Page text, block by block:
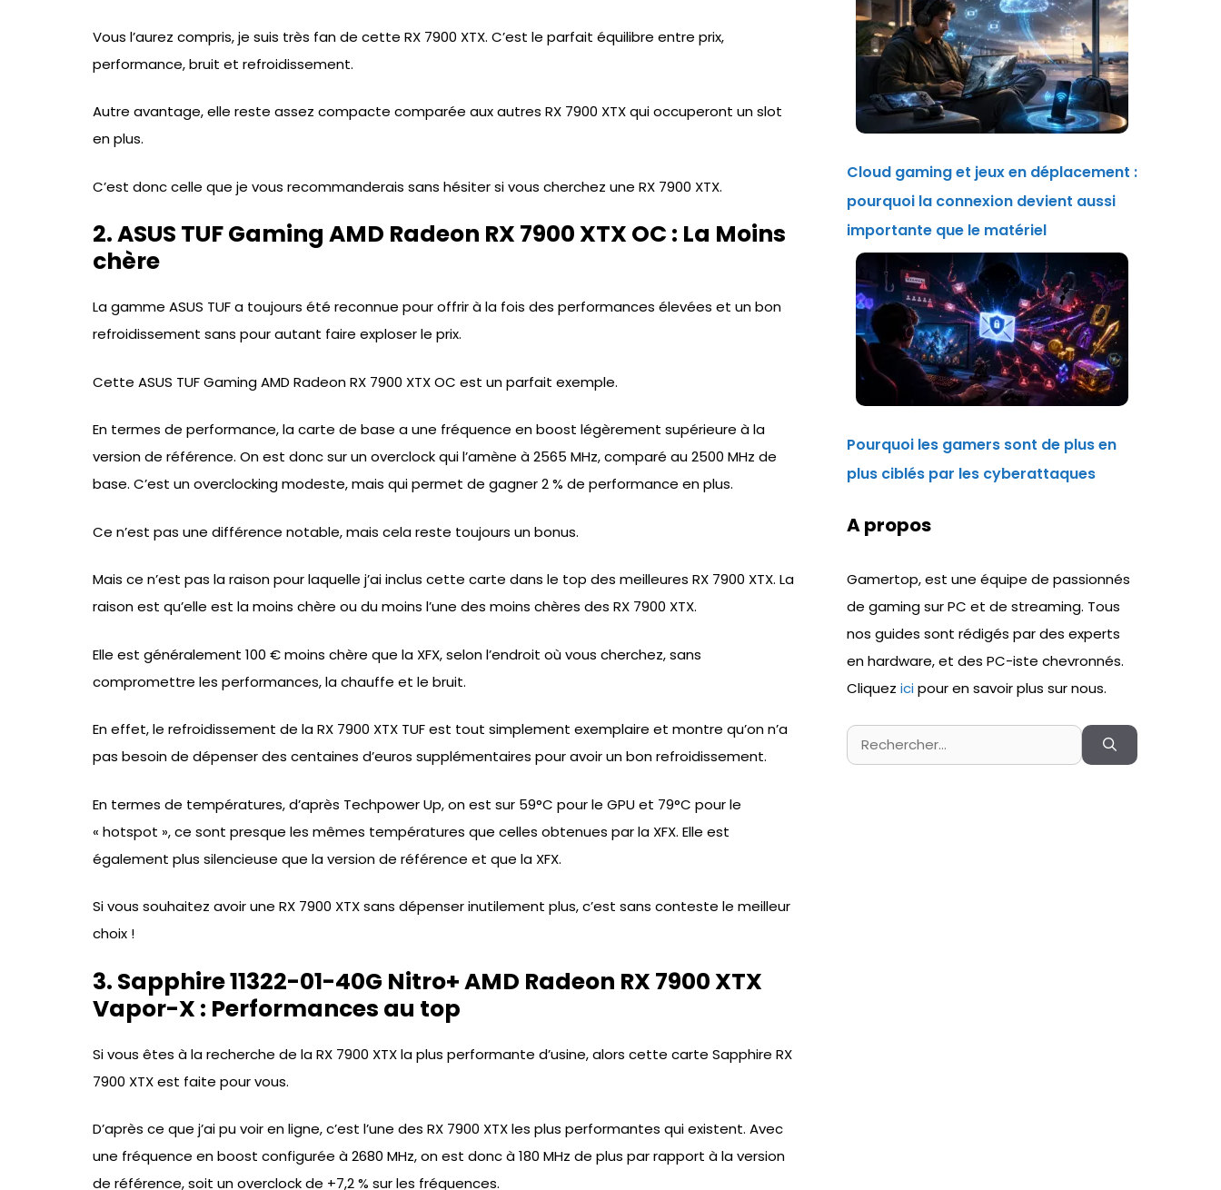
Vous l’aurez compris, je suis très fan de cette RX 7900 XTX. C’est le parfait équilibre entre prix,
performance, bruit et refroidissement.
Autre avantage, elle reste assez compacte comparée aux autres RX 7900 XTX qui occuperont un slot
en plus.
C’est donc celle que je vous recommanderais sans hésiter si vous cherchez une RX 7900 XTX.
2. ASUS TUF Gaming AMD Radeon RX 7900 XTX OC : La Moins
chère
La gamme ASUS TUF a toujours été reconnue pour offrir à la fois des performances élevées et un bon
refroidissement sans pour autant faire exploser le prix.
Cette ASUS TUF Gaming AMD Radeon RX 7900 XTX OC est un parfait exemple.
En termes de performance, la carte de base a une fréquence en boost légèrement supérieure à la
version de référence. On est donc sur un overclock qui l’amène à 2565 MHz, comparé au 2500 MHz de
base. C’est un overclocking modeste, mais qui permet de gagner 2 % de performance en plus.
Ce n’est pas une différence notable, mais cela reste toujours un bonus.
Mais ce n’est pas la raison pour laquelle j’ai inclus cette carte dans le top des meilleures RX 7900 XTX. La
raison est qu’elle est la moins chère ou du moins l’une des moins chères des RX 7900 XTX.
Elle est généralement 100 € moins chère que la XFX, selon l’endroit où vous cherchez, sans
compromettre les performances, la chauffe et le bruit.
En effet, le refroidissement de la RX 7900 XTX TUF est tout simplement exemplaire et montre qu’on n’a
pas besoin de dépenser des centaines d’euros supplémentaires pour avoir un bon refroidissement.
En termes de températures, d’après Techpower Up, on est sur 59°C pour le GPU et 79°C pour le
« hotspot », ce sont presque les mêmes températures que celles obtenues par la XFX. Elle est
également plus silencieuse que la version de référence et que la XFX.
Si vous souhaitez avoir une RX 7900 XTX sans dépenser inutilement plus, c’est sans conteste le meilleur
choix !
3. Sapphire 11322-01-40G Nitro+ AMD Radeon RX 7900 XTX
Vapor-X : Performances au top
Si vous êtes à la recherche de la RX 7900 XTX la plus performante d’usine, alors cette carte Sapphire RX
7900 XTX est faite pour vous.
D’après ce que j’ai pu voir en ligne, c’est l’une des RX 7900 XTX les plus performantes qui existent. Avec
une fréquence en boost configurée à 2680 MHz, on est donc à 180 MHz de plus par rapport à la version
de référence, soit un overclock de +7,2 % sur les fréquences.
Cloud gaming et jeux en déplacement :
pourquoi la connexion devient aussi
importante que le matériel
Pourquoi les gamers sont de plus en
plus ciblés par les cyberattaques
A propos
Gamertop, est une équipe de passionnés
de gaming sur PC et de streaming. Tous
nos guides sont rédigés par des experts
en hardware, et des PC-iste chevronnés.
Cliquez icipour en savoir plus sur nous.
Rechercher :